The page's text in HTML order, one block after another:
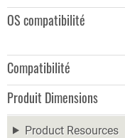
OS compatibilité
Compatibilité
Produit Dimensions
Product Resources